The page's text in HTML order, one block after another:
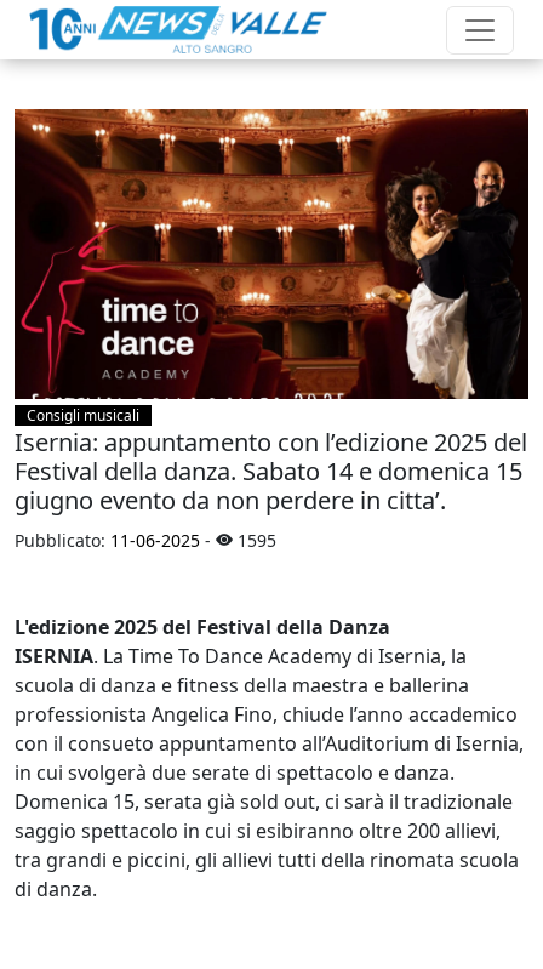
Consigli musicali
Isernia: appuntamento con l’edizione 2025 del
Festival della danza. Sabato 14 e domenica 15
giugno evento da non perdere in citta’.
Pubblicato: 11-06-2025 - 1595
L'edizione 2025 del Festival della Danza
ISERNIA. La Time To Dance Academy di Isernia, la
scuola di danza e fitness della maestra e ballerina
professionista Angelica Fino, chiude l’anno accademico
con il consueto appuntamento all’Auditorium di Isernia,
in cui svolgerà due serate di spettacolo e danza.
Domenica 15, serata già sold out, ci sarà il tradizionale
saggio spettacolo in cui si esibiranno oltre 200 allievi,
tra grandi e piccini, gli allievi tutti della rinomata scuola
di danza.